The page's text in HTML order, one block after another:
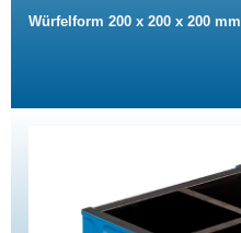
Würfelform 200 x 200 x 200 mm